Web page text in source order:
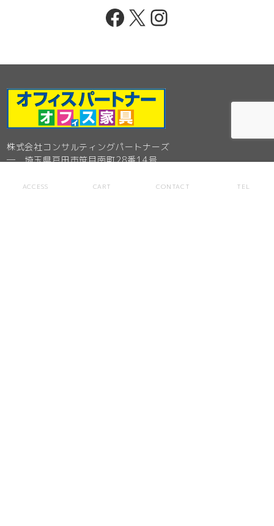
Facebook
X Instagram
株式会社コンサルティングパートナーズ
─ 埼玉県戸田市笹目南町28番14号
ACCESS CART CONTACT TEL